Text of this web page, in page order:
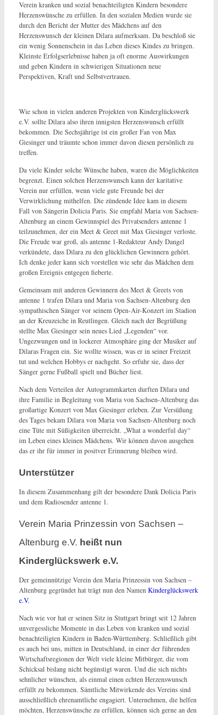
Verein kranken und sozial benachteiligten Kindern besondere
Herzenswünsche zu erfüllen. In den sozialen Medien wurde sie
durch den Bericht der Mutter des Mädchens auf den
Herzenswunsch der kleinen Dilara aufmerksam. Da beschloß sie
ein wenig Sonnenschein in das Leben dieses Kindes zu bringen.
Kleinste Erfolgserlebnisse haben ja oft enorme Auswirkungen
und geben Kindern in schwierigen Situationen neue
Perspektiven, Kraft und Selbstvertrauen.
Wie schon in vielen anderen Projekten von Kinderglückswerk
e.V. sollte Dilara also ihren innigsten Herzenswunsch erfüllt
bekommen. Die Sechsjährige ist ein großer Fan von Max
Giesinger und träumte schon immer davon diesen persönlich zu
treffen.
Da viele Kinder solche Wünsche haben, waren die Möglichkeiten
begrenzt. Einen solchen Herzenswunsch kann der karitative
Verein nur erfüllen, wenn viele gute Freunde bei der
Verwirklichung mithelfen. Die zündende Idee kam in diesem
Fall von Sängerin Dolicia Paris. Sie empfahl Maria von Sachsen-
Altenburg an einem Gewinnspiel des Privatsenders antenne 1
teilzunehmen, der ein Meet & Greet mit Max Giesinger verloste.
Die Freude war groß, als antenne 1-Redakteur Andy Dangel
verkündete, dass Dilara zu den glücklichen Gewinnern gehört.
Ich denke jeder kann sich vorstellen wie sehr das Mädchen dem
großen Ereignis entgegen fieberte.
Gemeinsam mit anderen Gewinnern des Meet & Greets von
antenne 1 trafen Dilara und Maria von Sachsen-Altenburg den
sympathischen Sänger vor seinem Open-Air-Konzert im Stadion
an der Kreuzeiche in Reutlingen. Gleich nach der Begrüßung
stellte Max Giesinger sein neues Lied „Legenden“ vor.
Ungezwungen und in lockerer Atmosphäre ging der Musiker auf
Dilaras Fragen ein. Sie wollte wissen, was er in seiner Freizeit
tut und welchen Hobbys er nachgeht. So erfuhr sie, dass der
Sänger gerne Fußball spielt und Bücher liest.
Nach dem Verteilen der Autogrammkarten durften Dilara und
ihre Familie in Begleitung von Maria von Sachsen-Altenburg das
großartige Konzert von Max Giesinger erleben. Zur Versüßung
des Tages bekam Dilara von Maria von Sachsen-Altenburg noch
eine Tüte mit Süßigkeiten überreicht. „What a wonderful day“
im Leben eines kleinen Mädchens. Wir können davon ausgehen
das er ihr für immer in positver Erinnerung bleiben wird.
Unterstützer
In diesem Zusammenhang gilt der besondere Dank Dolicia Paris
und dem Radiosender antenne 1.
Verein Maria Prinzessin von Sachsen –
Altenburg e.V. heißt nun
Kinderglückswerk e.V.
Der gemeinnützige Verein den Maria Prinzessin von Sachsen –
Altenburg gegründet hat trägt nun den Namen Kinderglückswerk
e.V.
Nach wie vor hat er seinen Sitz in Stuttgart bringt seit 12 Jahren
unvergessliche Momente in das Leben von kranken und sozial
benachteiligten Kindern in Baden-Württemberg. Schließlich gibt
es auch bei uns, mitten in Deutschland, in einer der führenden
Wirtschaftsregionen der Welt viele kleine Mitbürger, die vom
Schicksal bislang nicht begünstigt waren. Und die sich nichts
sehnlicher wünschen, als einmal einen echten Herzenswunsch
erfüllt zu bekommen. Sämtliche Mitwirkende des Vereins sind
ausschließlich ehrenamtliche engagiert. Unternehmen, die helfen
möchten, Herzenswünsche zu erfüllen, können sich gerne an den